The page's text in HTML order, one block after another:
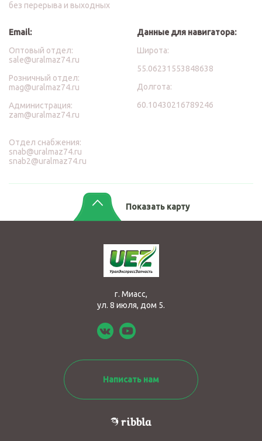
без перерыва и выходных
Email:
Оптовый отдел:
sale@uralmaz74.ru
Розничный отдел:
mag@uralmaz74.ru
Администрация:
zam@uralmaz74.ru
Отдел снабжения:
snab@uralmaz74.ru
snab2@uralmaz74.ru
Данные для навигатора:
Широта:
55.06231553848638
Долгота:
60.10430216789246
Показать карту
г. Миасс,
ул. 8 июля, дом 5.
Написать нам